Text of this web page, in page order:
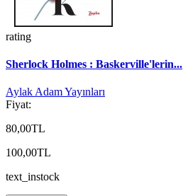
rating
Sherlock Holmes : Baskerville'lerin...
Aylak Adam Yayınları
Fiyat:
80,00TL
100,00TL
text_instock